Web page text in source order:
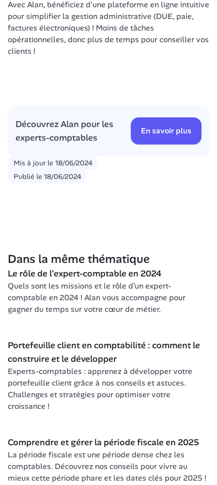
Avec Alan, bénéficiez d'une plateforme en ligne intuitive
pour simplifier la gestion administrative (DUE, paie,
factures électroniques) ! Moins de tâches
opérationnelles, donc plus de temps pour conseiller vos
clients !
Découvrez Alan pour les
experts-comptables
En savoir plus
Mis à jour le 18/06/2024
Publié le 18/06/2024
Dans la même thématique
Le rôle de l'expert-comptable en 2024
Quels sont les missions et le rôle d’un expert-
comptable en 2024 ! Alan vous accompagne pour
gagner du temps sur votre cœur de métier.
Portefeuille client en comptabilité : comment le
construire et le développer
Experts-comptables : apprenez à développer votre
portefeuille client grâce à nos conseils et astuces.
Challenges et stratégies pour optimiser votre
croissance !
Comprendre et gérer la période fiscale en 2025
La période fiscale est une période dense chez les
comptables. Découvrez nos conseils pour vivre au
mieux cette période phare et les dates clés pour 2025 !